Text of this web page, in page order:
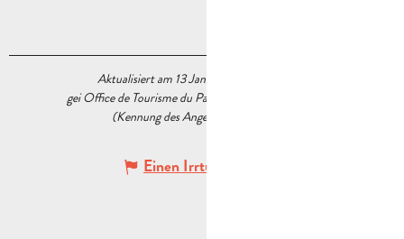
Aktualisiert am 13 Januar 2026 Um 16:44
gei Office de Tourisme du Pays d’Aubagne et de l’Étoile
(Kennung des Angebots :
Einen Irrtum angeben